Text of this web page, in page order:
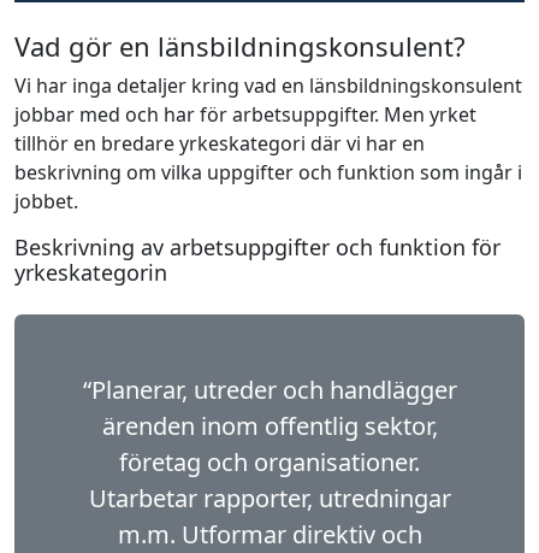
Vad gör en länsbildningskonsulent?
Vi har inga detaljer kring vad en länsbildningskonsulent
jobbar med och har för arbetsuppgifter. Men yrket
tillhör en bredare yrkeskategori där vi har en
beskrivning om vilka uppgifter och funktion som ingår i
jobbet.
Beskrivning av arbetsuppgifter och funktion för
yrkeskategorin
“Planerar, utreder och handlägger
ärenden inom offentlig sektor,
företag och organisationer.
Utarbetar rapporter, utredningar
m.m. Utformar direktiv och